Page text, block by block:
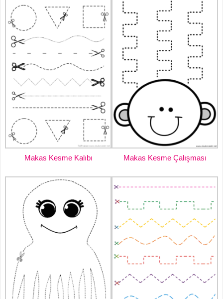
Makas Kesme Kalıbı Makas Kesme Çalışması